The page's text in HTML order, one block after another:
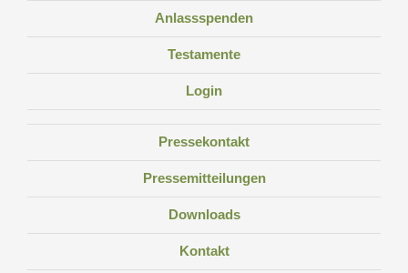
Anlassspenden
Testamente
Login
Pressekontakt
Pressemitteilungen
Downloads
Kontakt